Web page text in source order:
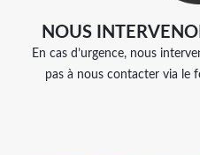
NOUS
En cas d’urgence, nous
pas à nous contacter via le